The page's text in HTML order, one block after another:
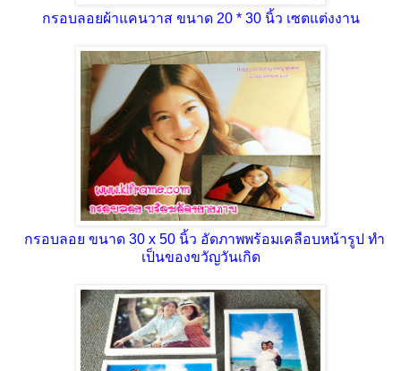
กรอบลอยผ้าแคนวาส ขนาด 20 * 30 นิ้ว เซตแต่งงาน
กรอบลอย ขนาด 30 x 50 นิ้ว อัดภาพพร้อมเคลือบหน้ารูป ทำ
เป็นของขวัญวันเกิด